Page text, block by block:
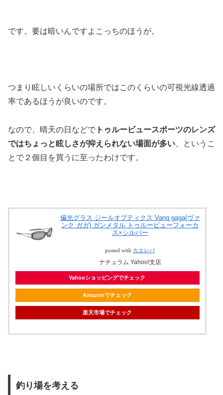
です。要は暗いんですよこっちのほうが。
つまり眩しいくらいの場所ではこのくらいの可視光線透過
率であるほうが良いのです。
なので、晴天の日などで トゥルービュースポーツのレンズ
ではちょっと眩しさが抑えられない場面が多い 、というこ
とで２個目を買うに至ったわけです。
偏光グラス ジールオプティクス Vanq gaga(ヴァ
ンク ガガ) ガンメタル トゥルービューフォーカ
ス×シルバー
posted with カエレバ
ナチュラム Yahoo!支店
Yahooショッピングでチェック
Amazonでチェック
楽天市場でチェック
釣り場を考える